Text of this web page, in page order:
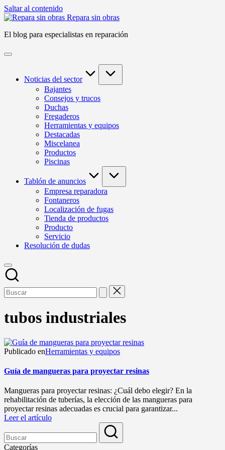
Saltar al contenido
Repara sin obras
El blog para especialistas en reparación
Noticias del sector
Bajantes
Consejos y trucos
Duchas
Fregaderos
Herramientas y equipos
Destacadas
Miscelanea
Productos
Piscinas
Tablón de anuncios
Empresa reparadora
Fontaneros
Localización de fugas
Tienda de productos
Producto
Servicio
Resolución de dudas
tubos industriales
Publicado enHerramientas y equipos
Guía de mangueras para proyectar resinas
Mangueras para proyectar resinas: ¿Cuál debo elegir? En la
rehabilitación de tuberías, la elección de las mangueras para
proyectar resinas adecuadas es crucial para garantizar...
Leer el artículo
Categorías